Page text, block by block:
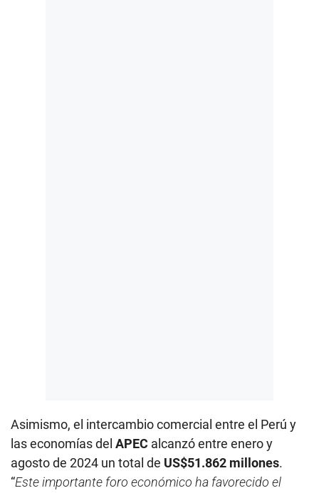
Asimismo, el intercambio comercial entre el Perú y
las economías del APEC alcanzó entre enero y
agosto de 2024 un total de US$51.862 millones.
“Este importante foro económico ha favorecido el